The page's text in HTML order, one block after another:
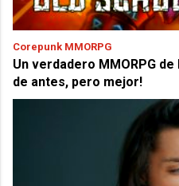
Corepunk MMORPG
Un verdadero MMORPG
de antes, pero mejor!